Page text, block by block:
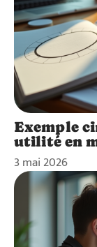
Exemple
utilité en
3 mai 2026